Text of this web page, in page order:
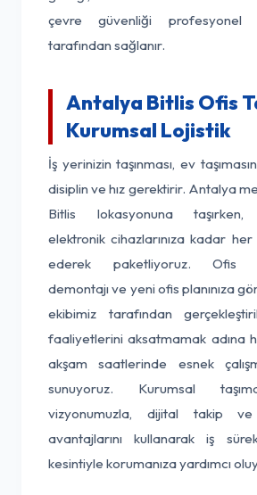
çevre güvenliği profesyonel
tarafından sağlanır.
Antalya Bitlis Ofis
Kurumsal Lojistik
İş yerinizin taşınması, ev
disiplin ve hız gerektirir. Antalya
Bitlis lokasyonuna taşırken,
elektronik cihazlarınıza kadar
ederek paketliyoruz. Ofis
demontajı ve yeni ofis planınıza
ekibimiz tarafından
faaliyetlerini aksatmamak adına
akşam saatlerinde esnek
sunuyoruz. Kurumsal
vizyonumuzla, dijital takip ve
avantajlarını kullanarak iş
kesintiyle korumanıza yardımcı